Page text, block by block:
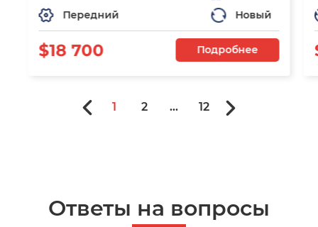
Передний
Новый
$18 700 Подробнее
1 2 ... 12
Ответы на вопросы